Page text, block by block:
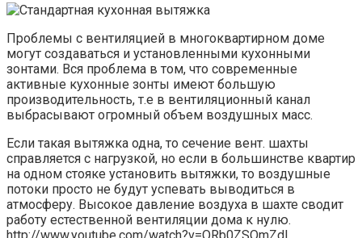
Проблемы с вентиляцией в многоквартирном доме
могут создаваться и установленными кухонными
зонтами. Вся проблема в том, что современные
активные кухонные зонты имеют большую
производительность, т.е в вентиляционный канал
выбрасывают огромный объем воздушных масс.
Если такая вытяжка одна, то сечение вент. шахты
справляется с нагрузкой, но если в большинстве квартир
на одном стояке установить вытяжки, то воздушные
потоки просто не будут успевать выводиться в
атмосферу. Высокое давление воздуха в шахте сводит
работу естественной вентиляции дома к нулю.